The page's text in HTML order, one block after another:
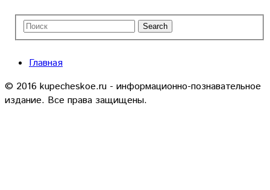
Главная
© 2016 kupecheskoe.ru - информационно-познавательное
издание. Все права защищены.